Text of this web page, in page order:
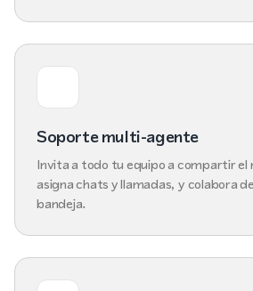
Soporte multi-agente
Invita a todo tu equipo a compartir el
asigna chats y llamadas, y colabora
bandeja.